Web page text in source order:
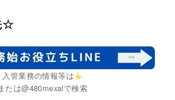
☆
入管業務の情報等は
たは@480mexalで検索